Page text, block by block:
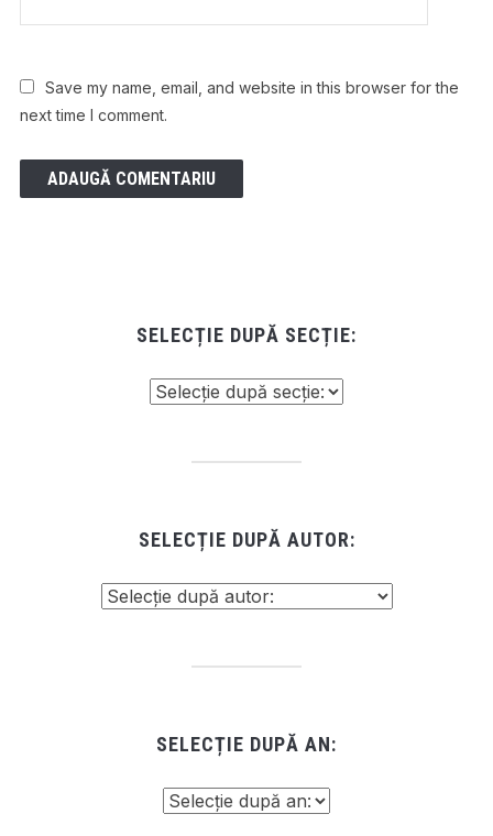
Save my name, email, and website in this browser for the
next time I comment.
SELECȚIE DUPĂ SECȚIE:
SELECȚIE DUPĂ AUTOR:
SELECȚIE DUPĂ AN: